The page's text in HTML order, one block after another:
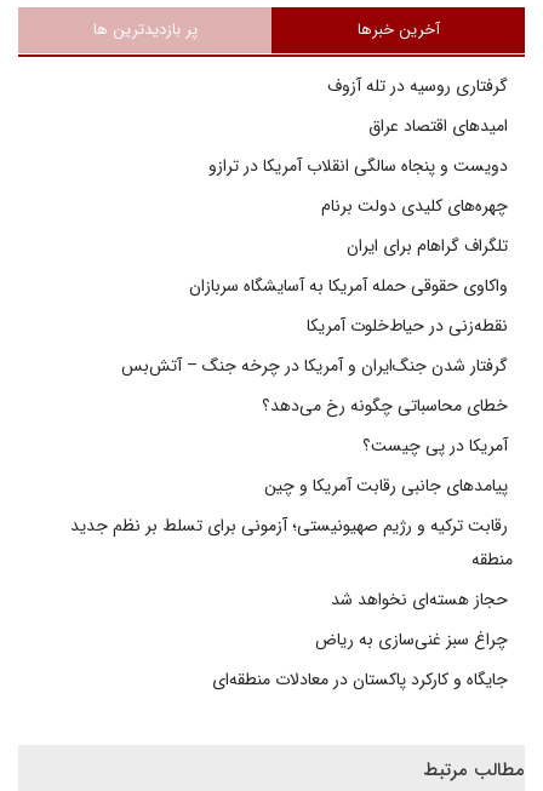
آخرین خبرها پر بازدیدترین ها
گرفتاری روسیه در تله آزوف
امیدهای اقتصاد عراق
دویست و پنجاه سالگی انقلاب آمریکا در ترازو
چهره‌های کلیدی دولت برنام
تلگراف گراهام برای ایران
واکاوی حقوقی حمله آمریکا به آسایشگاه سربازان
نقطه‌زنی در حیاط‌خلوت آمریکا
گرفتار شدن جنگ‌ایران و آمریکا در چرخه جنگ – آتش‌بس
خطای محاسباتی چگونه رخ می‌دهد؟
آمریکا در پی چیست؟
پیامدهای جانبی رقابت آمریکا و چین
رقابت ترکیه و رژیم صهیونیستی؛ آزمونی برای تسلط بر نظم جدید
منطقه
حجاز هسته‌ای نخواهد شد
چراغ سبز غنی‌سازی به ریاض
جایگاه و کارکرد پاکستان در معادلات منطقه‌ای
مطالب مرتبط